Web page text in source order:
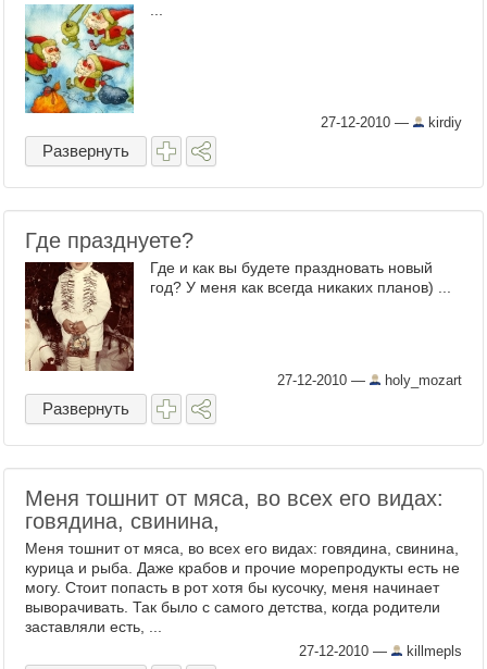
27-12-2010 — kirdiy
Развернуть
Где празднуете?
Где и как вы будете праздновать новый
год? У меня как всегда никаких планов) ...
27-12-2010 — holy_mozart
Развернуть
Меня тошнит от мяса, во всех его видах:
говядина, свинина,
Меня тошнит от мяса, во всех его видах: говядина, свинина,
курица и рыба. Даже крабов и прочие морепродукты есть не
могу. Стоит попасть в рот хотя бы кусочку, меня начинает
выворачивать. Так было с самого детства, когда родители
заставляли есть, ...
27-12-2010 — killmepls